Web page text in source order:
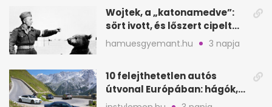
Wojtek, a „katonamedve”:
sört ivott, és lőszert cipelt
Monte Cassinónál
hamuesgyemant.hu 3 napja
10 felejthetetlen autós
útvonal Európában: hágók,
partok, fjordok